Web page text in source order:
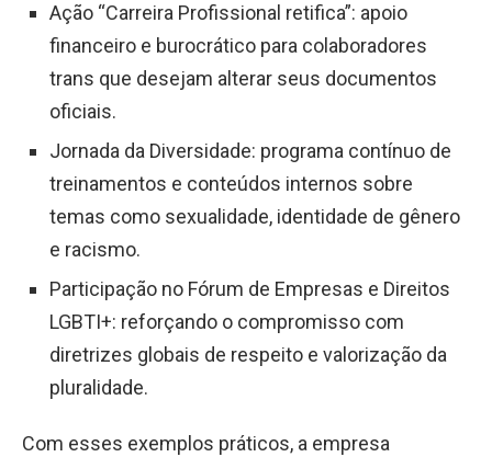
Ação “Carreira Profissional retifica”: apoio
financeiro e burocrático para colaboradores
trans que desejam alterar seus documentos
oficiais.
Jornada da Diversidade: programa contínuo de
treinamentos e conteúdos internos sobre
temas como sexualidade, identidade de gênero
e racismo.
Participação no Fórum de Empresas e Direitos
LGBTI+: reforçando o compromisso com
diretrizes globais de respeito e valorização da
pluralidade.
Com esses exemplos práticos, a empresa